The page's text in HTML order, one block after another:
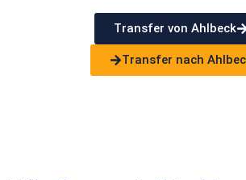
Transfer von Ahlbeck
Transfer nach